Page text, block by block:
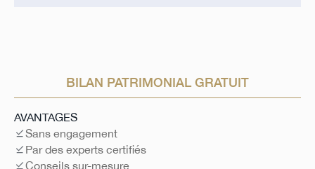
BILAN PATRIMONIAL GRATUIT
AVANTAGES
Sans engagement
Par des experts certifiés
Conseils sur-mesure